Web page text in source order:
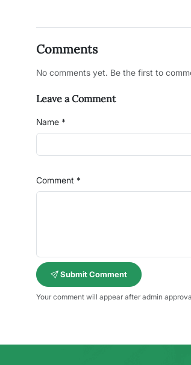
Comments
No comments yet. Be the first to
Leave a Comment
Name *
Comment *
Submit Comment
Your comment will appear after admin